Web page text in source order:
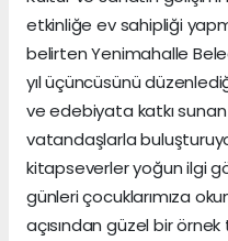
etkinliğe ev sahipliği
belirten Yenimahalle
yıl üçüncüsünü
ve edebiyata katkı sunan
vatandaşlarla
kitapseverler yoğun ilgi
günleri çocuklarımıza
açısından güzel bir